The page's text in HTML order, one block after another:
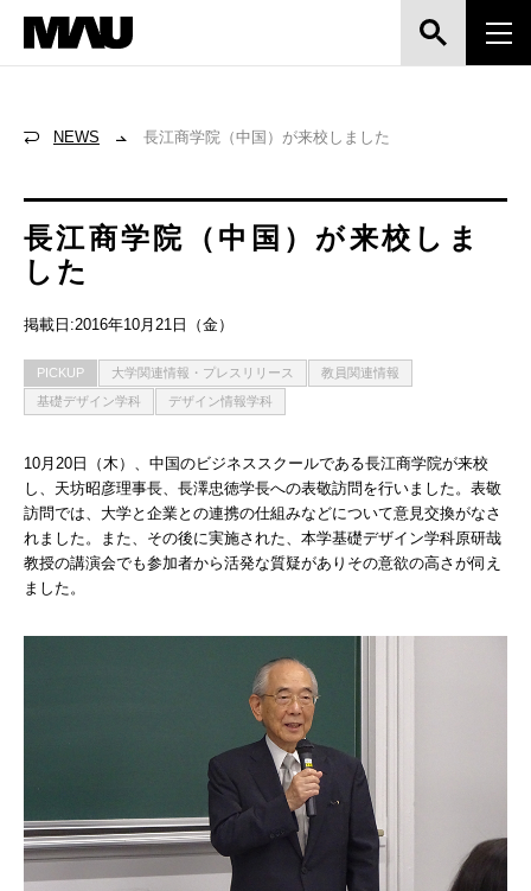
NEWS 長江商学院（中国）が来校しました
長江商学院（中国）が来校しま
した
掲載日:2016年10月21日（金）
PICKUP 大学関連情報・プレスリリース
教員関連情報
基礎デザイン学科
デザイン情報学科
10月20日（木）、中国のビジネススクールである長江商学院が来校
し、天坊昭彦理事長、長澤忠徳学長への表敬訪問を行いました。表敬
訪問では、大学と企業との連携の仕組みなどについて意見交換がなさ
れました。また、その後に実施された、本学基礎デザイン学科原研哉
教授の講演会でも参加者から活発な質疑がありその意欲の高さが伺え
ました。